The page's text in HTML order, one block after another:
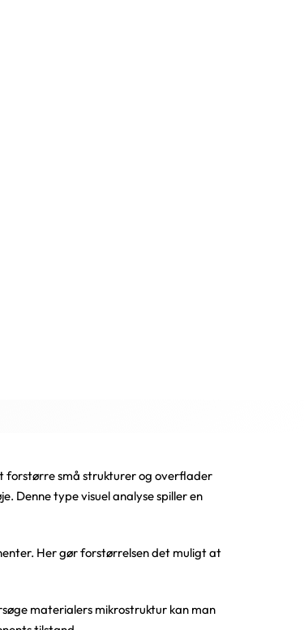
forstørre små strukturer og overflader
Denne type visuel analyse spiller en
Her gør forstørrelsen det muligt at
materialers mikrostruktur kan man